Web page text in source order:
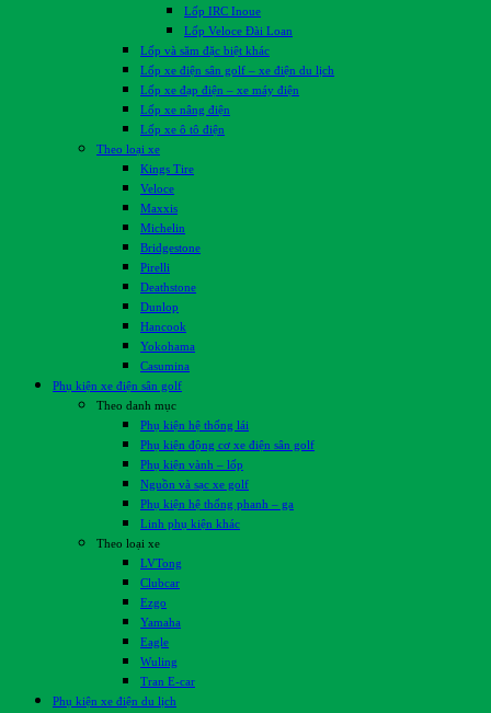
Lốp IRC Inoue
Lốp Veloce Đài Loan
Lốp và săm đặc biệt khác
Lốp xe điện sân golf – xe điện du lịch
Lốp xe đạp điện – xe máy điện
Lốp xe nâng điện
Lốp xe ô tô điện
Theo loại xe
Kings Tire
Veloce
Maxxis
Michelin
Bridgestone
Pirelli
Deathstone
Dunlop
Hancook
Yokohama
Casumina
Phụ kiện xe điện sân golf
Theo danh mục
Phụ kiện hệ thống lái
Phụ kiện động cơ xe điện sân golf
Phụ kiện vành – lốp
Nguồn và sạc xe golf
Phụ kiện hệ thống phanh – ga
Linh phụ kiện khác
Theo loại xe
LVTong
Clubcar
Ezgo
Yamaha
Eagle
Wuling
Tran E-car
Phụ kiện xe điện du lịch